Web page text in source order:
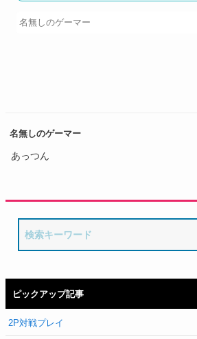
名無しのゲーマー
あっつん
ピックアップ記事
2P対戦プレイ